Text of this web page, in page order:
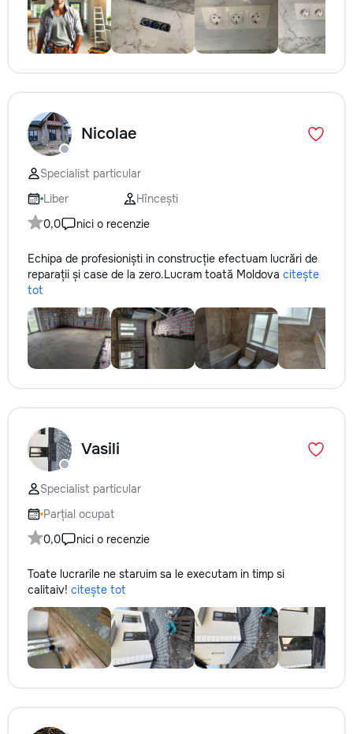
Nicolae
Specialist particular
Liber
Hîncești
0,0
nici o recenzie
Echipa de profesioniști in construcție efectuam lucrări de
reparații și case de la zero.Lucram toată Moldova citește
tot
Vasili
Specialist particular
Parțial ocupat
0,0
nici o recenzie
Toate lucrarile ne staruim sa le executam in timp si
calitaiv! citește tot